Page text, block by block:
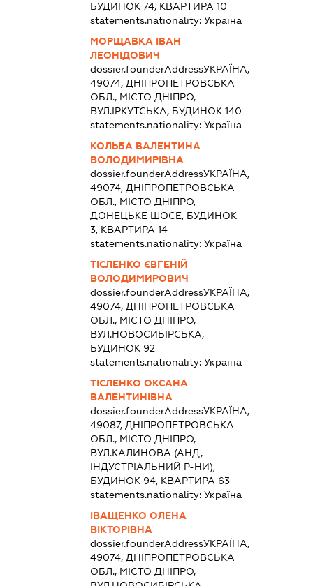
БУДИНОК 74, КВАРТИРА 10
statements.nationality:Україна
МОРЩАВКА ІВАН
ЛЕОНІДОВИЧ
dossier.founderAddressУКРАЇНА,
49074, ДНІПРОПЕТРОВСЬКА
ОБЛ., МІСТО ДНІПРО,
ВУЛ.ІРКУТСЬКА, БУДИНОК 140
statements.nationality:Україна
КОЛЬБА ВАЛЕНТИНА
ВОЛОДИМИРІВНА
dossier.founderAddressУКРАЇНА,
49074, ДНІПРОПЕТРОВСЬКА
ОБЛ., МІСТО ДНІПРО,
ДОНЕЦЬКЕ ШОСЕ, БУДИНОК
3, КВАРТИРА 14
statements.nationality:Україна
ТІСЛЕНКО ЄВГЕНІЙ
ВОЛОДИМИРОВИЧ
dossier.founderAddressУКРАЇНА,
49074, ДНІПРОПЕТРОВСЬКА
ОБЛ., МІСТО ДНІПРО,
ВУЛ.НОВОСИБІРСЬКА,
БУДИНОК 92
statements.nationality:Україна
ТІСЛЕНКО ОКСАНА
ВАЛЕНТИНІВНА
dossier.founderAddressУКРАЇНА,
49087, ДНІПРОПЕТРОВСЬКА
ОБЛ., МІСТО ДНІПРО,
ВУЛ.КАЛИНОВА (АНД,
ІНДУСТРІАЛЬНИЙ Р-НИ),
БУДИНОК 94, КВАРТИРА 63
statements.nationality:Україна
ІВАЩЕНКО ОЛЕНА
ВІКТОРІВНА
dossier.founderAddressУКРАЇНА,
49074, ДНІПРОПЕТРОВСЬКА
ОБЛ., МІСТО ДНІПРО,